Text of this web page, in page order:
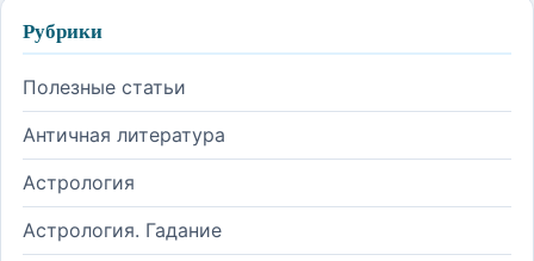
Рубрики
Полезные статьи
Античная литература
Астрология
Астрология. Гадание